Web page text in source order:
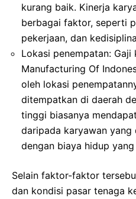
kurang baik. Kinerja
berbagai faktor, seperti
pekerjaan, dan
Lokasi penempatan: Gaji
Manufacturing Of
oleh lokasi
ditempatkan di daerah
tinggi biasanya
daripada karyawan
dengan biaya hidup yang
Selain faktor-faktor
dan kondisi pasar tenaga